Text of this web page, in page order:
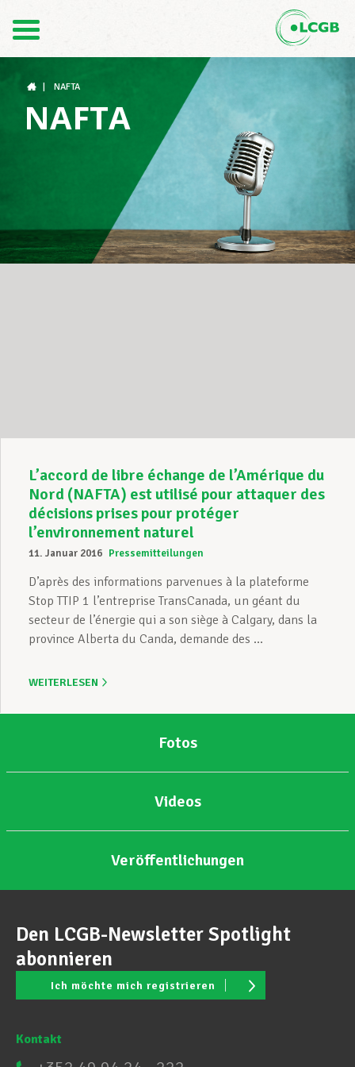
FR
Gewerkschaftsstrukturen
Unterstützung im Arbeitsalltag
Mitglied werden
Aktuell
NAFTA
NAFTA
L’accord de libre échange de l’Amérique du
Nord (NAFTA) est utilisé pour attaquer des
décisions prises pour protéger
l’environnement naturel
11. Januar 2016 Pressemitteilungen
D’après des informations parvenues à la plateforme
Stop TTIP 1 l’entreprise TransCanada, un géant du
secteur de l’énergie qui a son siège à Calgary, dans la
province Alberta du Canda, demande des ...
WEITERLESEN
Fotos
Videos
Veröffentlichungen
Den LCGB-Newsletter Spotlight
abonnieren
Ich möchte mich registrieren
Kontakt